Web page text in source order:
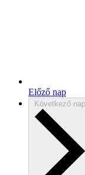
Előző nap
Következő nap